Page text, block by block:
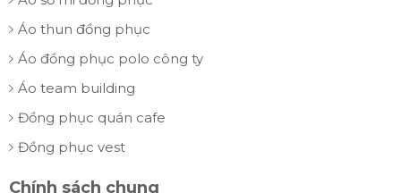
Áo thun đồng phục
Áo đồng phục polo công ty
Áo team building
Đồng phục quán cafe
Đồng phục vest
Chính sách chung